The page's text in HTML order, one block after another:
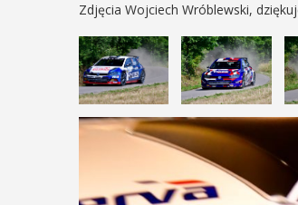
Zdjęcia Wojciech Wróblewski,